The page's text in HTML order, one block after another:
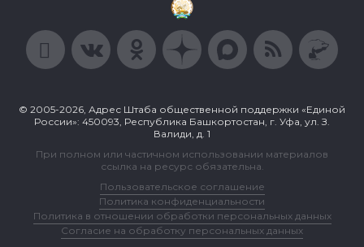
© 2005-2026, Адрес Штаба общественной поддержки «Единой
России»: 450093, Республика Башкортостан, г. Уфа, ул. З.
Валиди, д. 1
При полном или частичном использовании материалов
ссылка на ресурс обязательна.
Пользовательское соглашение
Политика конфиденциальности
Политика в отношении обработки персональных данных
Согласие на обработку персональных данных